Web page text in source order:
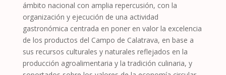
ámbito nacional con amplia repercusión, con la
organización y ejecución de una actividad
gastronómica centrada en poner en valor la excelencia
de los productos del Campo de Calatrava, en base a
sus recursos culturales y naturales reflejados en la
producción agroalimentaria y la tradición culinaria, y